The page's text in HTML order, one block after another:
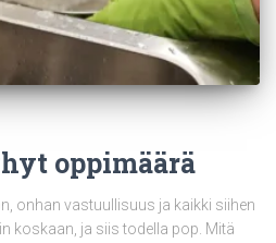
oppimäärä
onhan vastuullisuus ja kaikki siihen
koskaan, ja siis todella pop. Mitä